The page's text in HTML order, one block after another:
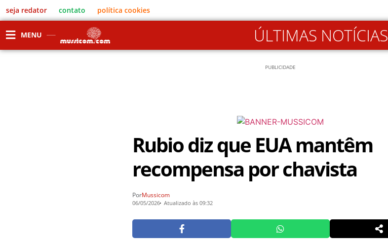
seja redator contato política cookies
MENU ÚLTIMAS NOTÍCIAS
PUBLICIDADE
Rubio diz que EUA mantêm
recompensa por chavista
PorMussicom
06/05/2026 Atualizado às 09:32